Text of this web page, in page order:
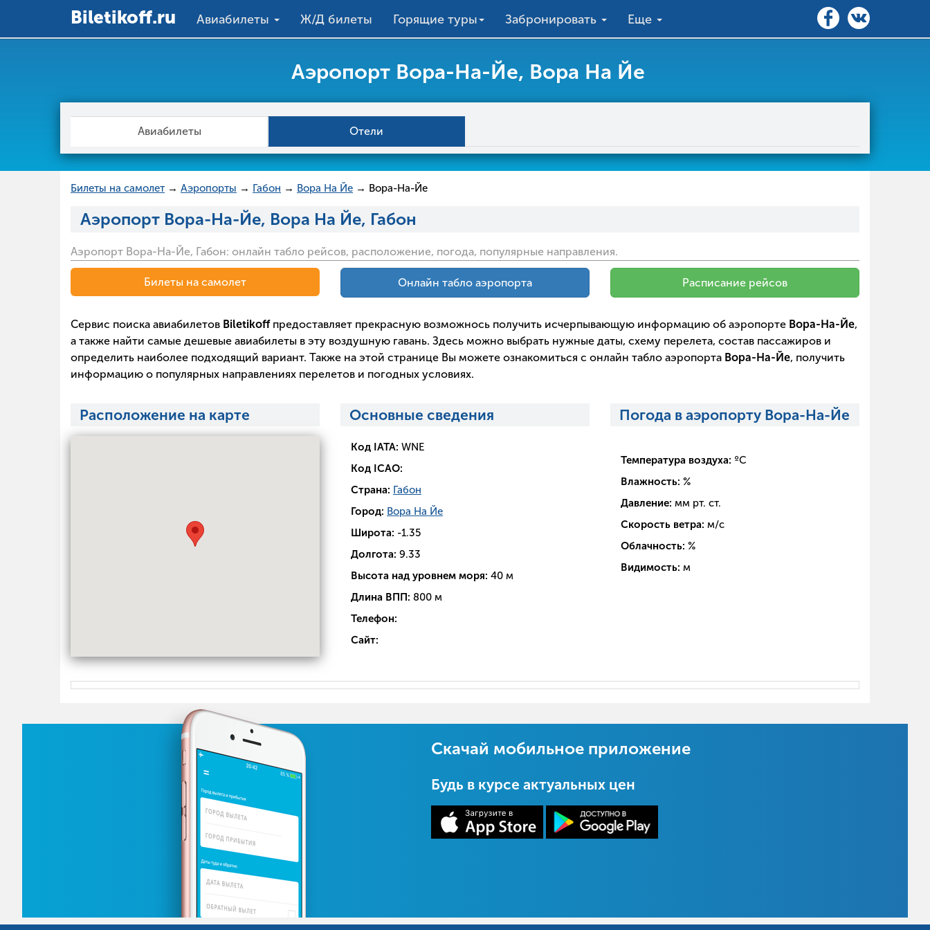
Вiletikoff.ru Авиабилеты Ж/Д билеты Горящие туры Забронировать Еще
Аэропорт Вора-На-Йе, Вора На Йе
Авиабилеты Отели
Билеты на самолет → Аэропорты → Габон → Вора На Йе → Вора-На-Йе
Аэропорт Вора-На-Йе, Вора На Йе, Габон
Аэропорт Вора-На-Йе, Габон: онлайн табло рейсов, расположение, погода, популярные направления.
Билеты на самолет Онлайн табло аэропорта Расписание рейсов
Сервис поиска авиабилетов Biletikoffпредоставляет прекрасную возможнось получить исчерпывающую информацию об аэропорте Вора-На-Йе,
а также найти самые дешевые авиабилеты в эту воздушную гавань. Здесь можно выбрать нужные даты, схему перелета, состав пассажиров и
определить наиболее подходящий вариант. Также на этой странице Вы можете ознакомиться с онлайн табло аэропорта Вора-На-Йе, получить
информацию о популярных направлениях перелетов и погодных условиях.
Расположение на карте Основные сведения
Код IATA: WNE
Код ICAO:
Страна: Габон
Город: Вора На Йе
Широта: -1.35
Долгота: 9.33
Высота над уровнем моря: 40 м
Длина ВПП: 800 м
Телефон:
Сайт:
Погода в аэропорту Вора-На-Йе
Температура воздуха: ºC
Влажность: %
Давление: мм рт. ст.
Скорость ветра: м/с
Облачность: %
Видимость: м
Скачай мобильное приложение
Будь в курсе актуальных цен